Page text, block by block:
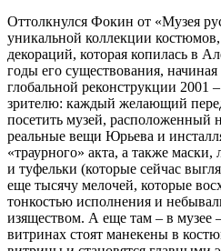
Оттолкнулся Фокин от «Музея
уникальной коллекции костюмов,
декораций, которая копилась в
годы его существования,
глобальной реконструкции 2001
зрителю: каждый желающий
посетить музей, расположенный
реальные вещи Юрьева и
«траурного» акта, а также маски,
и туфельки (которые сейчас
еще тысячу мелочей, которые
тонкостью исполнения и
изяществом. А еще там – в музее
витринах стоят манекены в